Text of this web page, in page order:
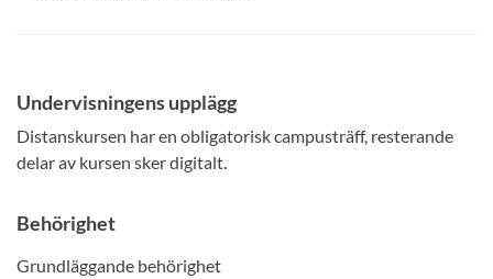
Undervisningens upplägg
Distanskursen har en obligatorisk campusträff, resterande
delar av kursen sker digitalt.
Behörighet
Grundläggande behörighet